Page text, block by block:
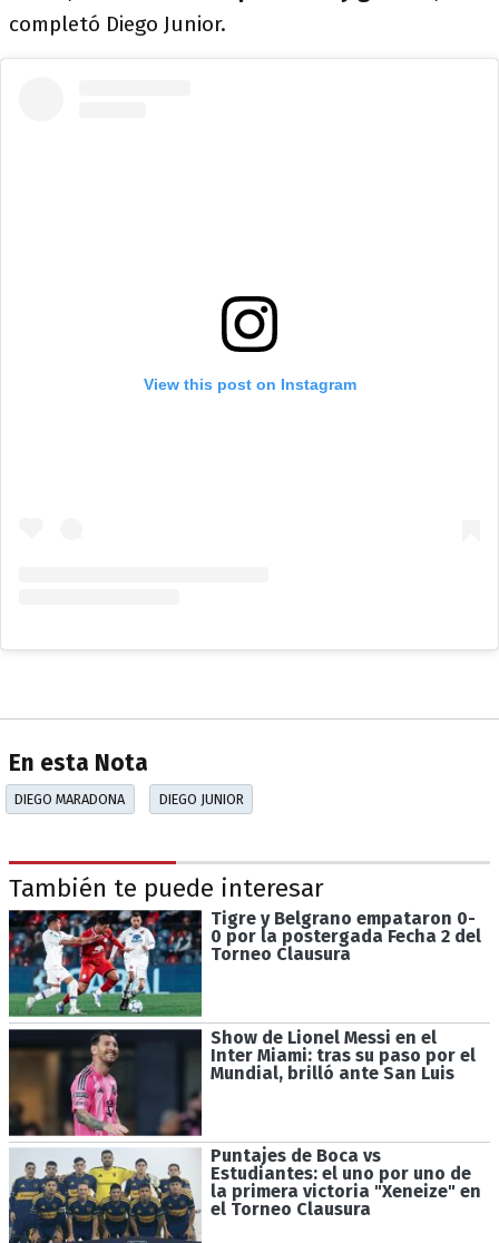
completó Diego Junior.
View this post on Instagram
En esta Nota
DIEGO MARADONA DIEGO JUNIOR
También te puede interesar
Tigre y Belgrano empataron 0-
0 por la postergada Fecha 2 del
Torneo Clausura
Show de Lionel Messi en el
Inter Miami: tras su paso por el
Mundial, brilló ante San Luis
Puntajes de Boca vs
Estudiantes: el uno por uno de
la primera victoria "Xeneize" en
el Torneo Clausura